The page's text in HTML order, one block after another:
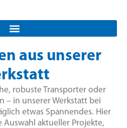
aus unserer
robuste Transporter oder
– in unserer Werkstatt bei
etwas Spannendes. Hier
Auswahl aktueller Projekte,